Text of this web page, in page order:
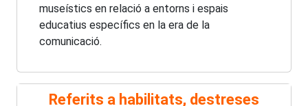
museístics en relació a entorns i espais
educatius específics en la era de la
comunicació.
Referits a habilitats, destreses